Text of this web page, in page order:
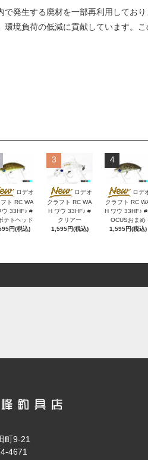
で発生する廃材を一部再利用してお
環境負荷の低減に貢献しています。
ロデオ
ト RC WA
ウ 33HF♪ #
テトヘッド
円(税込)
3
ロデオ
クラフト RC WA
H ワウ 33HF♪ #
クリアー
1,595円(税込)
4
ロデ
クラフト RC
H ワウ 33HF♪
OCUSおまめ
1,595円(税込)
町9-21
4671